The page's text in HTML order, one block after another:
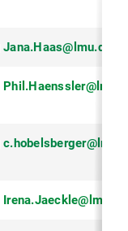
Jana.Haas@lmu.de
Irena.Jaeckle@lmu.de